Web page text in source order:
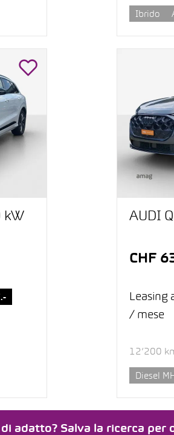
adatto? Salva la ricerca per
Ibrido
kW AUDI
CHF
Leasing
/ mese
12’200
Diesel